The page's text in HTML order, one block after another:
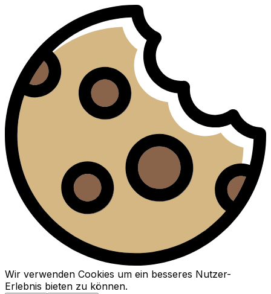
Wir verwenden Cookies um ein besseres Nutzer-
Erlebnis bieten zu können.